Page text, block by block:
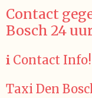
Contact
Bosch 24
ℹ️ Contact
Taxi Den